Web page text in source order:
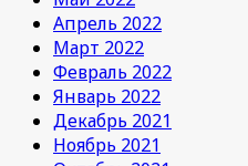
Апрель 2022
Март 2022
Февраль 2022
Январь 2022
Декабрь 2021
Ноябрь 2021